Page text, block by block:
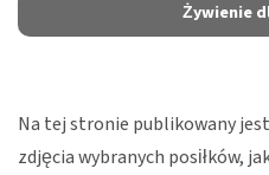
Żywienie
Na tej stronie publikowany
zdjęcia wybranych posiłków,